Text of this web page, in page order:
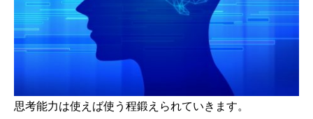
思考能力は使えば使う程鍛えられていきます。